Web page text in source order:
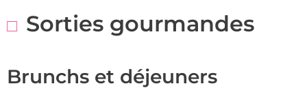
Sorties gourmandes
Brunchs et déjeuners